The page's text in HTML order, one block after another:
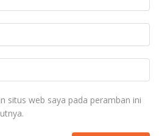
situs web saya pada peramban ini